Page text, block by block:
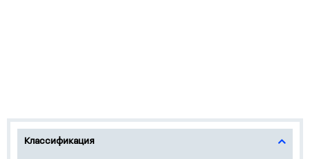
Классификация